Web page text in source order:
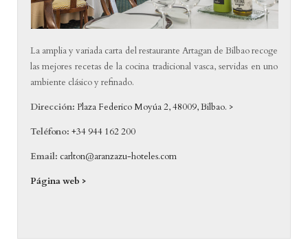
La amplia y variada carta del restaurante Artagan de Bilbao recoge
las mejores recetas de la cocina tradicional vasca, servidas en uno
ambiente clásico y refinado.
Dirección: Plaza Federico Moyúa 2, 48009, Bilbao. >
Teléfono:+34 944 162 200
Email: carlton@aranzazu-hoteles.com
Página web >